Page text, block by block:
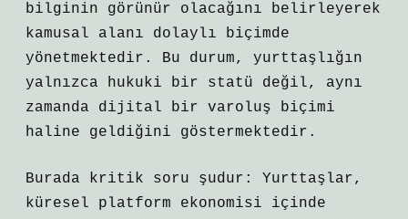
bilginin görünür olacağını belirleyerek
kamusal alanı dolaylı biçimde
yönetmektedir. Bu durum, yurttaşlığın
yalnızca hukuki bir statü değil, aynı
zamanda dijital bir varoluş biçimi
haline geldiğini göstermektedir.
Burada kritik soru şudur: Yurttaşlar,
küresel platform ekonomisi içinde